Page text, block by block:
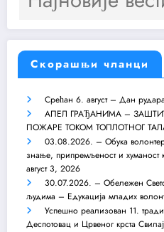
Скорашњи чланци
Срећан 6. август – Дан
АПЕЛ ГРАЂАНИМА –
ПОЖАРЕ ТОКОМ ТОПЛОТНОГ
03.08.2026. – Обука
знање, припремљеност и хуманост
август 3, 2026
30.07.2026. – Обележен
људима – Едукација младих
Успешно реализован 11.
Деспотовац и Црвеног крста